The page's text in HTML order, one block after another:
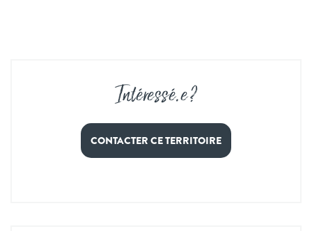
Intéressé.e ?
CONTACTER CE TERRITOIRE